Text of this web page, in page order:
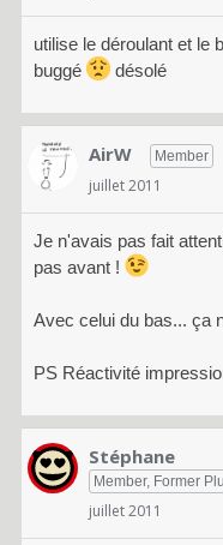
utilise le déroulant et le
buggé
désolé
AirW Member
juillet 2011
Je n'avais pas fait
pas avant !
Avec celui du bas... ça
PS Réactivité
Stéphane
Member, Former
juillet 2011